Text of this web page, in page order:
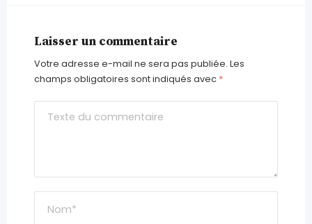
Laisser un commentaire
Votre adresse e-mail ne sera pas publiée. Les
champs obligatoires sont indiqués avec *